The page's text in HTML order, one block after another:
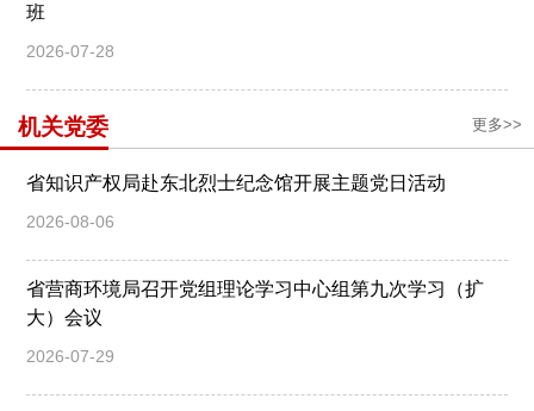
班
2026-07-28
机关党委 更多>>
省知识产权局赴东北烈士纪念馆开展主题党日活动
2026-08-06
省营商环境局召开党组理论学习中心组第九次学习（扩
大）会议
2026-07-29